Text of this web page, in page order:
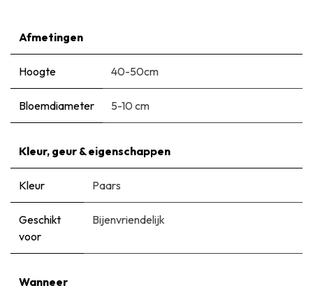
Afmetingen
Hoogte 40-50cm
Bloemdiameter 5-10 cm
Kleur, geur & eigenschappen
Kleur Paars
Geschikt
voor
Bijenvriendelijk
Wanneer